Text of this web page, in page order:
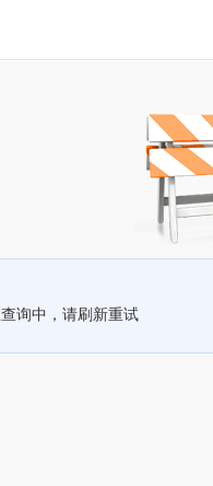
询中，请刷新重试